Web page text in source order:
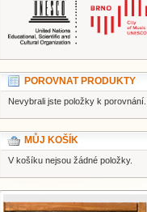
POROVNAT PRODUKTY
Nevybrali jste položky k porovnání.
MŮJ KOŠÍK
V košíku nejsou žádné položky.